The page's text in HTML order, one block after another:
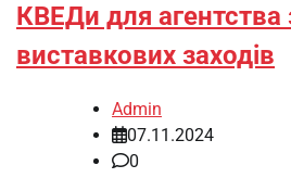
КВЕДи для агентства
виставкових заходів
Admin
07.11.2024
0